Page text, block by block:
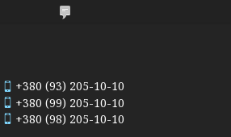
+380 (93) 205-10-10
+380 (99) 205-10-10
+380 (98) 205-10-10